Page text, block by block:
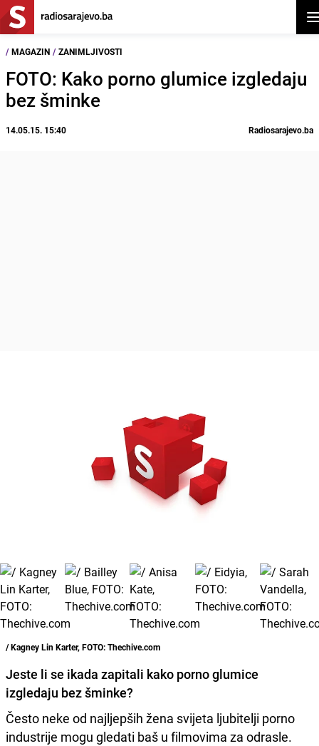
/ MAGAZIN / ZANIMLJIVOSTI
FOTO: Kako porno glumice izgledaju
bez šminke
14.05.15. 15:40 Radiosarajevo.ba
/ Kagney Lin Karter, FOTO: Thechive.com
Jeste li se ikada zapitali kako porno glumice
izgledaju bez šminke?
Često neke od najljepših žena svijeta ljubitelji porno
industrije mogu gledati baš u filmovima za odrasle.